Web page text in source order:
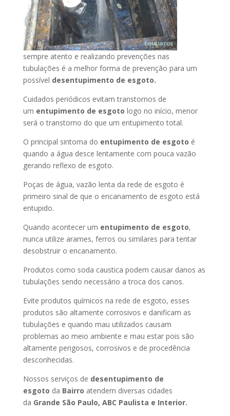
sempre atento e realizando prevenções nas
tubulações é a melhor forma de prevenção para um
possível desentupimento de esgoto.
Cuidados periódicos evitam transtornos de
um entupimento de esgoto logo no início, menor
será o transtorno do que um entupimento total.
O principal sintoma do entupimento de esgoto é
quando a água desce lentamente com pouca vazão
gerando reflexo de esgoto.
Poças de água, vazão lenta da rede de esgoto é
primeiro sinal de que o encanamento de esgoto está
entupido.
Quando acontecer um entupimento de esgoto,
nunca utilize arames, ferros ou similares para tentar
desobstruir o encanamento.
Produtos como soda caustica podem causar danos as
tubulações sendo necessário a troca dos canos.
Evite produtos químicos na rede de esgoto, esses
produtos são altamente corrosivos e danificam as
tubulações e quando mau utilizados causam
problemas ao meio ambiente e mau estar pois são
altamente perigosos, corrosivos e de procedência
desconhecidas.
Nossos serviços de desentupimento de
esgoto da Bairro atendem diversas cidades
da Grande São Paulo, ABC Paulista e Interior.